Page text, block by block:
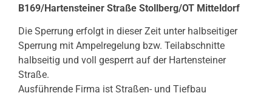
B169/Hartensteiner Straße Stollberg/OT Mitteldorf
Die Sperrung erfolgt in dieser Zeit unter halbseitiger
Sperrung mit Ampelregelung bzw. Teilabschnitte
halbseitig und voll gesperrt auf der Hartensteiner
Straße.
Ausführende Firma ist Straßen- und Tiefbau